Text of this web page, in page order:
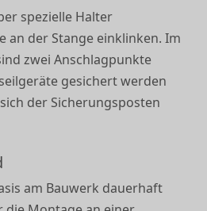
spezielle Halter
an der Stange einklinken. Im
zwei Anschlagpunkte
gesichert werden
der Sicherungsposten
am Bauwerk dauerhaft